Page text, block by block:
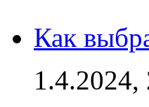
Как
1.4.2024,